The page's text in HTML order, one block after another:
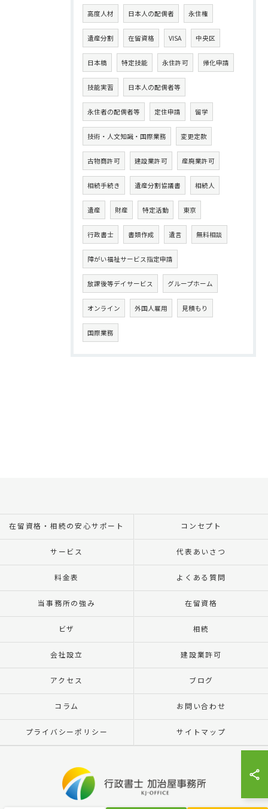
高度人材 日本人の配偶者 永住権
遺産分割 在留資格 VISA 中央区
日本橋 特定技能 永住許可 帰化申請
技能実習 日本人の配偶者等
永住者の配偶者等 定住申請 留学
技術・人文知識・国際業務 変更定款
古物商許可 建設業許可 産廃業許可
相続手続き 遺産分割協議書 相続人
遺産 財産 特定活動 東京
行政書士 書類作成 遺言 無料相談
障がい福祉サービス指定申請
放課後等デイサービス グループホーム
オンライン 外国人雇用 見積もり
国際業務
在留資格・相続の安心サポート コンセプト
サービス 代表あいさつ
料金表 よくある質問
当事務所の強み 在留資格
ビザ 相続
会社設立 建設業許可
アクセス ブログ
コラム お問い合わせ
プライバシーポリシー サイトマップ